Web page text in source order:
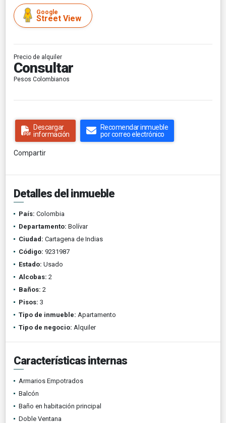
Google
Street View
Precio de alquiler
Consultar
Pesos Colombianos
Descargar
información
Recomendar inmueble
por correo electrónico
Compartir
Detalles del inmueble
País: Colombia
Departamento: Bolívar
Ciudad: Cartagena de Indias
Código: 9231987
Estado: Usado
Alcobas: 2
Baños: 2
Pisos: 3
Tipo de inmueble: Apartamento
Tipo de negocio: Alquiler
Características internas
Armarios Empotrados
Balcón
Baño en habitación principal
Doble Ventana